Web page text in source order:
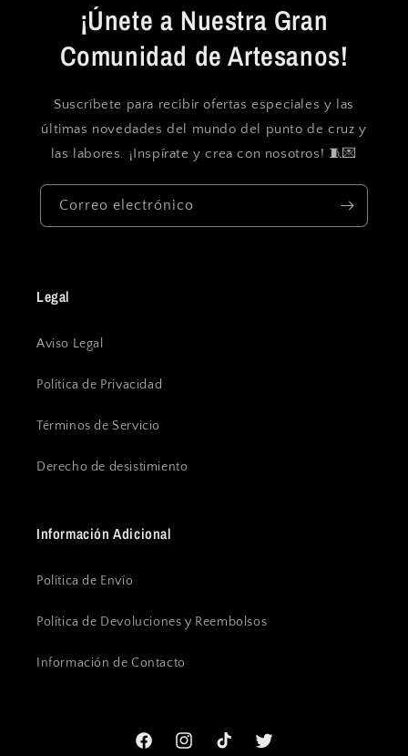
¡Únete a Nuestra Gran
Comunidad de Artesanos!
Suscríbete para recibir ofertas especiales y las
últimas novedades del mundo del punto de cruz y
las labores. ¡Inspírate y crea con nosotros! 🧵💌
Correo electrónico
Legal
Aviso Legal
Política de Privacidad
Términos de Servicio
Derecho de desistimiento
Información Adicional
Política de Envío
Política de Devoluciones y Reembolsos
Información de Contacto
FacebookInstagramTikTok Twitter